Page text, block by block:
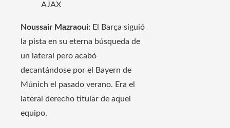
AJAX
Noussair Mazraoui: El Barça siguió
la pista en su eterna búsqueda de
un lateral pero acabó
decantándose por el Bayern de
Múnich el pasado verano. Era el
lateral derecho titular de aquel
equipo.